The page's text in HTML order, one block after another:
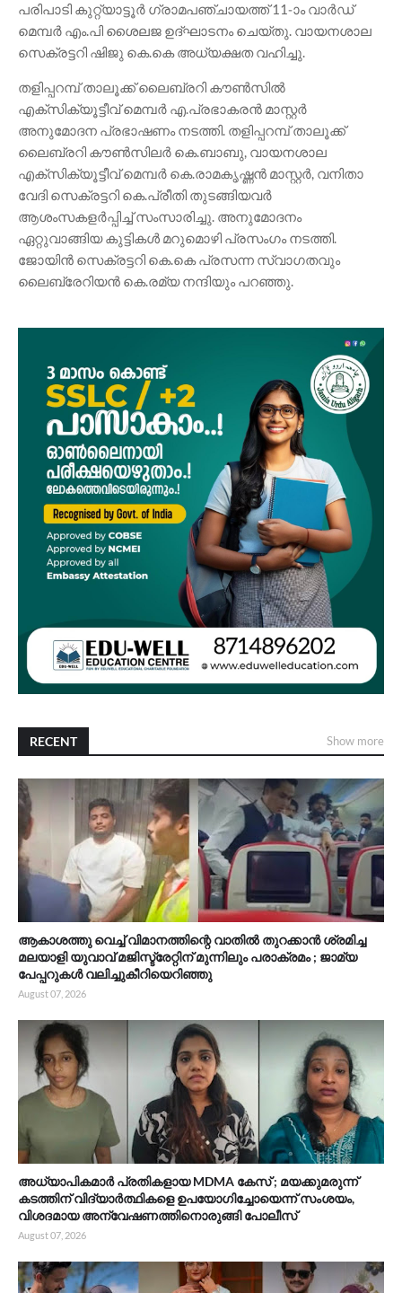
പരിപാടി കുറ്റ്യാട്ടൂർ ഗ്രാമപഞ്ചായത്ത് 11-ാം വാർഡ്
മെമ്പർ എം.പി ശൈലജ ഉദ്ഘാടനം ചെയ്തു. വായനശാല
സെക്രട്ടറി ഷിജു കെ.കെ അധ്യക്ഷത വഹിച്ചു.
തളിപ്പറമ്പ് താലൂക്ക് ലൈബ്രറി കൗൺസിൽ
എക്സിക്യൂട്ടീവ് മെമ്പർ എ.പ്രഭാകരൻ മാസ്റ്റർ
അനുമോദന പ്രഭാഷണം നടത്തി. തളിപ്പറമ്പ് താലൂക്ക്
ലൈബ്രറി കൗൺസിലർ കെ.ബാബു, വായനശാല
എക്സിക്യൂട്ടീവ് മെമ്പർ കെ.രാമകൃഷ്ണൻ മാസ്റ്റർ, വനിതാ
വേദി സെക്രട്ടറി കെ.പ്രീതി തുടങ്ങിയവർ
ആശംസകളർപ്പിച്ച് സംസാരിച്ചു. അനുമോദനം
ഏറ്റുവാങ്ങിയ കുട്ടികൾ മറുമൊഴി പ്രസംഗം നടത്തി.
ജോയിൻ സെക്രട്ടറി കെ.കെ പ്രസന്ന സ്വാഗതവും
ലൈബ്രേറിയൻ കെ.രമ്യ നന്ദിയും പറഞ്ഞു.
RECENT Show more
ആകാശത്തു വെച്ച് വിമാനത്തിന്റെ വാതിൽ തുറക്കാൻ ശ്രമിച്ച
മലയാളി യുവാവ് മജിസ്ട്രേറ്റിന് മുന്നിലും പരാക്രമം ; ജാമ്യ
പേപ്പറുകൾ വലിച്ചുകീറിയെറിഞ്ഞു
August 07, 2026
അധ്യാപികമാർ പ്രതികളായ MDMA കേസ് ; മയക്കുമരുന്ന്
കടത്തിന് വിദ്യാർത്ഥികളെ ഉപയോഗിച്ചോയെന്ന് സംശയം,
വിശദമായ അന്വേഷണത്തിനൊരുങ്ങി പോലീസ്
August 07, 2026